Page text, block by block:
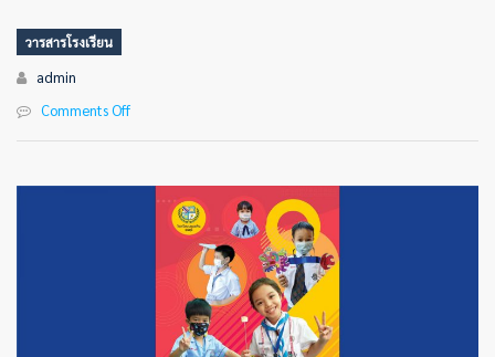
วารสารโรงเรียน
Author
admin
Comments Off